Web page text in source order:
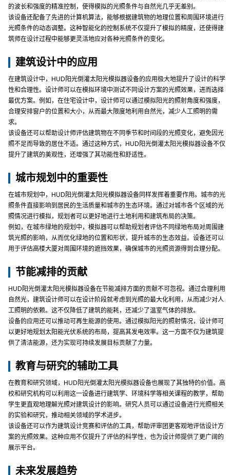
的波长和强度的精准控制，使得模拟的光照条件与自然光几乎无差别。
该设备还配备了先进的计算机算法，能够根据建筑物的地理位置和周围环境进行
光照条件的动态调整。这种智能化的控制系统不仅提升了模拟的精度，还使得建
筑师在设计过程中能够更灵活地应对各种光照条件的变化。
建筑设计中的应用
在建筑设计中，HUD阳光倒灌太阳光模拟器设备的应用极大地提升了设计的科学
性和合理性。设计师可以在模拟环境中测试不同设计方案的光照效果，进而选择
最优方案。例如，在住宅设计中，设计师可以通过模拟阳光的照射角度和强度，
合理安排窗户的位置和大小，从而最大限度地利用自然光，减少人工照明的需
求。
该设备还可以帮助设计师评估建筑物在不同季节和时间段的光照变化，避免因光
照不足而导致的居住不适。通过这种方式，HUD阳光倒灌太阳光模拟器设备不仅
提升了建筑的美观性，还增强了其功能性和舒适性。
城市规划中的重要性
在城市规划中，HUD阳光倒灌太阳光模拟器设备同样发挥着重要作用。城市的光
照条件直接影响到居民的生活质量和城市的生态环境。通过对城市各个区域的光
照情况进行模拟，规划者可以更好地进行土地利用和建筑布局的决策。
例如，在城市绿地的规划中，模拟器可以帮助规划者评估不同绿地布局对周围建
筑光照的影响，从而优化绿地的位置和形状，提升城市的生态效益。设备还可以
用于评估高楼大厦对周围环境的遮挡效果，确保城市的光照资源得到合理分配。
节能减排的贡献
HUD阳光倒灌太阳光模拟器设备在节能减排方面的贡献不可忽视。通过合理利用
自然光，建筑设计师可以在设计阶段就考虑到光照的最大化利用，从而减少对人
工照明的依赖。这不仅降低了建筑的能耗，还减少了温室气体的排放。
设备的应用还可以推动可再生能源的使用。通过模拟阳光的照射情况，设计师可
以更好地规划太阳能光伏系统的布局，提高其发电效率。这一方面不仅为建筑提
供了清洁能源，还为实现可持续发展目标贡献了力量。
教育与研究的辅助工具
在教育和研究领域，HUD阳光倒灌太阳光模拟器设备也展现了其独特的价值。高
校和研究机构可以利用这一设备进行建筑学、环境科学等相关课程的教学，帮助
学生更直观地理解光照对建筑设计的影响。研究人员可以通过设备进行光照相关
的实验和研究，推动相关领域的学术进步。
该设备还可以作为建筑设计竞赛和评估的工具，帮助评审团更客观地评估设计方
案的光照效果。这种应用不仅提升了评估的科学性，也为设计师提供了更广阔的
展示平台。
未来发展趋势